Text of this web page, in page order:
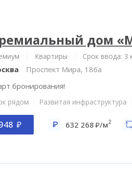
дом
Квартиры Срок ввода: 3
Проспект Мира, 186а
бронирования!
рядом Развитая инфраструктура
632 268 /м2